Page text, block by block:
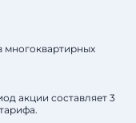
многоквартирных
акции составляет 3